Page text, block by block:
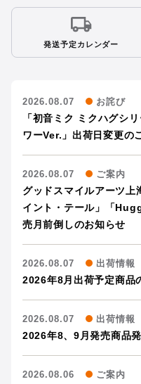
発送予定カレンダー
2026.08.07 お詫び
「初音ミク ミクハグシ
ワーVer.」出荷日変更の
2026.08.07 ご案内
グッドスマイルアーツ
イント・テール」「
売月前倒しのお知らせ
2026.08.07 出荷情報
2026年8月出荷予定商品
2026.08.07 出荷情報
2026年8、9月発売商品
2026.08.06 ご案内